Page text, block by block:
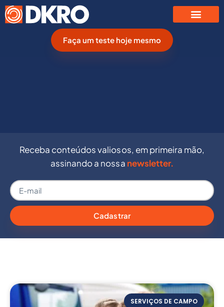
Faça um teste hoje mesmo
Receba conteúdos valiosos, em primeira mão,
assinando a nossa newsletter.
Cadastrar
SERVIÇOS DE CAMPO